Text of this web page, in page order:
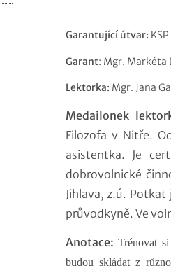
Garantující útvar: KSP
Garant: Mgr. Markéta
Lektorka: Mgr. Jana
Medailonek
Filozofa v Nitře.
asistentka. Je
dobrovolnické
Jihlava, z.ú.
průvodkyně. Ve
Anotace: Trénovat
budou skládat z